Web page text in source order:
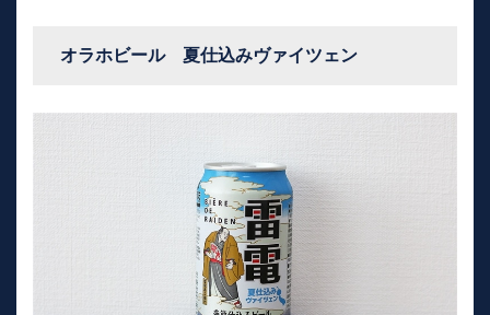
オラホビール 夏仕込みヴァイツェン